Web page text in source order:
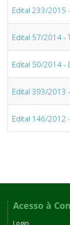
Edital 233/2015
Edital 57/2014 -
Edital 50/2014 -
Edital 393/2013
Edital 146/2012
Acesso à
Login